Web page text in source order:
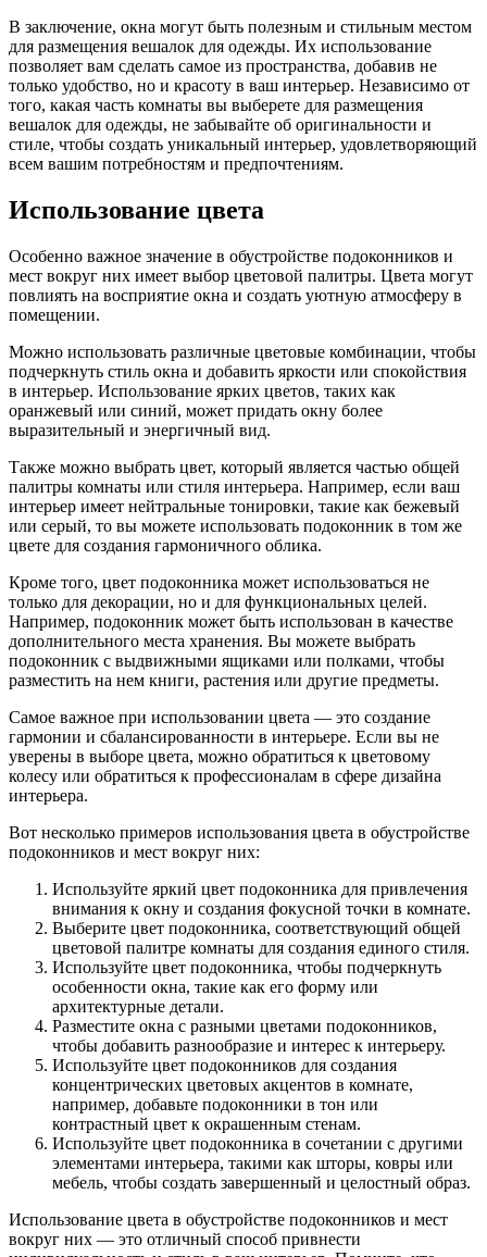
В заключение, окна могут быть полезным и стильным местом
для размещения вешалок для одежды. Их использование
позволяет вам сделать самое из пространства, добавив не
только удобство, но и красоту в ваш интерьер. Независимо от
того, какая часть комнаты вы выберете для размещения
вешалок для одежды, не забывайте об оригинальности и
стиле, чтобы создать уникальный интерьер, удовлетворяющий
всем вашим потребностям и предпочтениям.
Использование цвета
Особенно важное значение в обустройстве подоконников и
мест вокруг них имеет выбор цветовой палитры. Цвета могут
повлиять на восприятие окна и создать уютную атмосферу в
помещении.
Можно использовать различные цветовые комбинации, чтобы
подчеркнуть стиль окна и добавить яркости или спокойствия
в интерьер. Использование ярких цветов, таких как
оранжевый или синий, может придать окну более
выразительный и энергичный вид.
Также можно выбрать цвет, который является частью общей
палитры комнаты или стиля интерьера. Например, если ваш
интерьер имеет нейтральные тонировки, такие как бежевый
или серый, то вы можете использовать подоконник в том же
цвете для создания гармоничного облика.
Кроме того, цвет подоконника может использоваться не
только для декорации, но и для функциональных целей.
Например, подоконник может быть использован в качестве
дополнительного места хранения. Вы можете выбрать
подоконник с выдвижными ящиками или полками, чтобы
разместить на нем книги, растения или другие предметы.
Самое важное при использовании цвета — это создание
гармонии и сбалансированности в интерьере. Если вы не
уверены в выборе цвета, можно обратиться к цветовому
колесу или обратиться к профессионалам в сфере дизайна
интерьера.
Вот несколько примеров использования цвета в обустройстве
подоконников и мест вокруг них:
Используйте яркий цвет подоконника для привлечения
внимания к окну и создания фокусной точки в комнате.
Выберите цвет подоконника, соответствующий общей
цветовой палитре комнаты для создания единого стиля.
Используйте цвет подоконника, чтобы подчеркнуть
особенности окна, такие как его форму или
архитектурные детали.
Разместите окна с разными цветами подоконников,
чтобы добавить разнообразие и интерес к интерьеру.
Используйте цвет подоконников для создания
концентрических цветовых акцентов в комнате,
например, добавьте подоконники в тон или
контрастный цвет к окрашенным стенам.
Используйте цвет подоконника в сочетании с другими
элементами интерьера, такими как шторы, ковры или
мебель, чтобы создать завершенный и целостный образ.
Использование цвета в обустройстве подоконников и мест
вокруг них — это отличный способ привнести